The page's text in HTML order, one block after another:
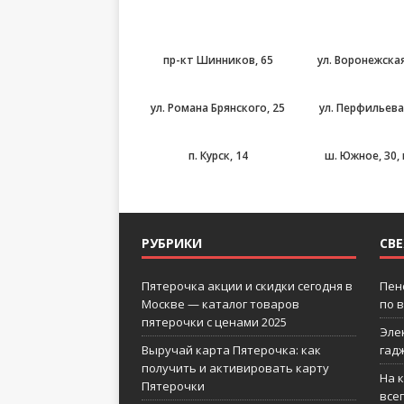
пр-кт Шинников, 65 ул.
ул. Романа Брянского, 25 ул.
п. Курск, 14 ш. Южное, 30,
РУБРИКИ
Пятерочка акции и скидки сегодня в
Москве — каталог товаров
пятерочки с ценами 2025
Выручай карта Пятерочка: как
получить и активировать карту
Пятерочки
по
На